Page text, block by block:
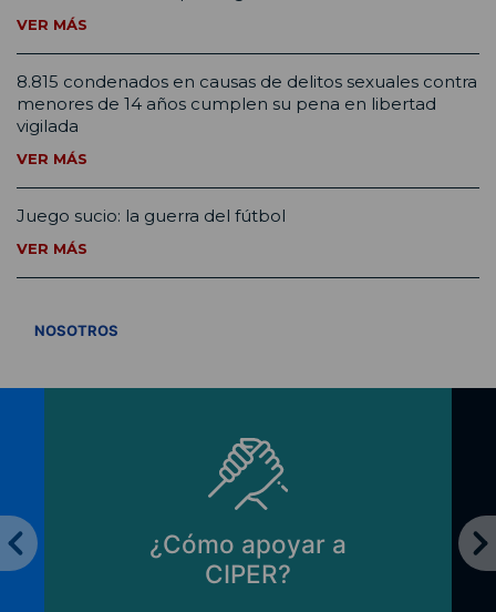
VER MÁS
8.815 condenados en causas de delitos sexuales contra
menores de 14 años cumplen su pena en libertad
vigilada
VER MÁS
Juego sucio: la guerra del fútbol
VER MÁS
NOSOTROS
¿Cómo apoyar a
CIPER?